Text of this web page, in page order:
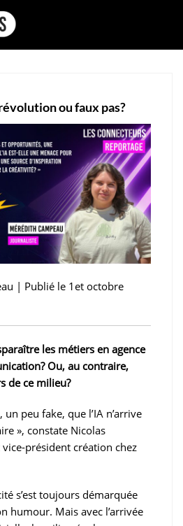
ou faux pas?
| Publié le 1et octobre
les métiers en agence
Ou, au contraire,
de ce milieu?
peu fake, que l’IA n’arrive
», constate Nicolas
président création chez
s’est toujours démarquée
humour. Mais avec l’arrivée